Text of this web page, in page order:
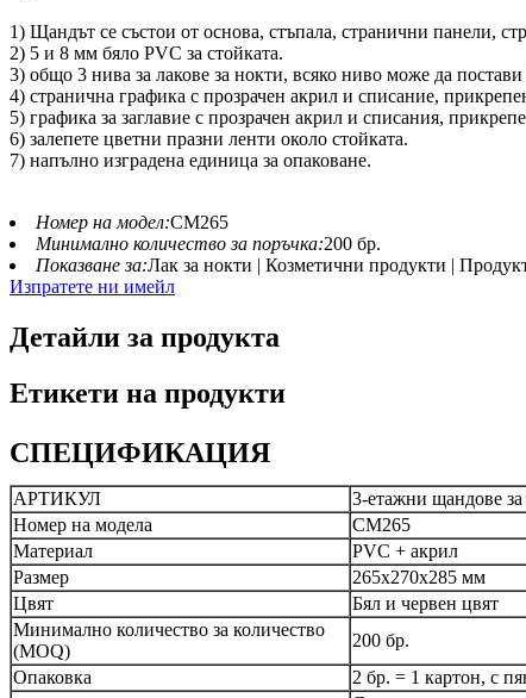
1) Щандът се състои от основа, стъпала, странични панели,
2) 5 и 8 мм бяло PVC за стойката.
3) общо 3 нива за лакове за нокти, всяко ниво може да
4) странична графика с прозрачен акрил и списание,
5) графика за заглавие с прозрачен акрил и списания,
6) залепете цветни празни ленти около стойката.
7) напълно изградена единица за опаковане.
Номер на модел:CM265
Минимално количество за поръчка:200 бр.
Показване за:Лак за нокти | Козметични продукти |
Изпратете ни имейл
Детайли за продукта
Етикети на продукти
СПЕЦИФИКАЦИЯ
АРТИКУЛ
3-етажни щандове за
Номер на модела
CM265
Материал
PVC + акрил
Размер
265x270x285 мм
Цвят
Бял и червен цвят
Минимално количество за количество
(MOQ)
200 бр.
Опаковка
2 бр. = 1 картон, с